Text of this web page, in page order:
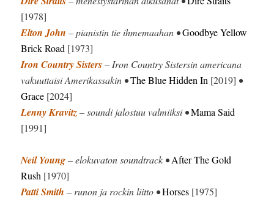
[1978]
Elton John – pianistin tie ihmemaahan •Goodbye Yellow
Brick Road [1973]
Iron Country Sisters– Iron Country Sistersin americana
vakuuttaisi Amerikassakin •The Blue Hidden In [2019] •
Grace [2024]
Lenny Kravitz– soundi jalostuu valmiiksi •Mama Said
[1991]
Neil Young– elokuvaton soundtrack •After The Gold
Rush [1970]
Patti Smith – runon ja rockin liitto •Horses [1975]